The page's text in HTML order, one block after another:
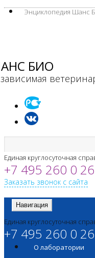
Энциклопедия Шанс
БИО
Единая круглосуточная
+7 495 260 0
Заказать звонок с сайта
Навигация
Единая круглосуточная
+7 495 260 0
О лаборатории